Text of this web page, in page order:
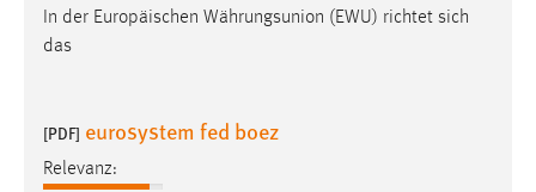
In der Europäischen Währungsunion (EWU) richtet sich
das
[PDF] eurosystem fed boez
Relevanz: